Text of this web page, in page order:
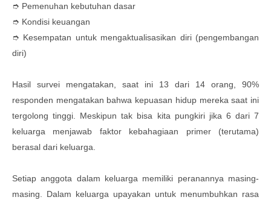
➮ Pemenuhan kebutuhan dasar
➮ Kondisi keuangan
➮ Kesempatan untuk mengaktualisasikan diri (pengembangan
diri)
Hasil survei mengatakan, saat ini 13 dari 14 orang, 90%
responden mengatakan bahwa kepuasan hidup mereka saat ini
tergolong tinggi. Meskipun tak bisa kita pungkiri jika 6 dari 7
keluarga menjawab faktor kebahagiaan primer (terutama)
berasal dari keluarga.
Setiap anggota dalam keluarga memiliki peranannya masing-
masing. Dalam keluarga upayakan untuk menumbuhkan rasa